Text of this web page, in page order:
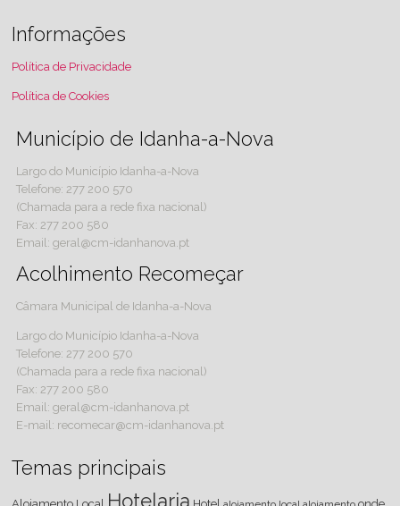
Informações
Política de Privacidade
Política de Cookies
Município de Idanha-a-Nova
Largo do Município Idanha-a-Nova
Telefone: 277 200 570
(Chamada para a rede fixa nacional)
Fax: 277 200 580
Email: geral@cm-idanhanova.pt
Acolhimento Recomeçar
Câmara Municipal de Idanha-a-Nova
Largo do Município Idanha-a-Nova
Telefone: 277 200 570
(Chamada para a rede fixa nacional)
Fax: 277 200 580
Email: geral@cm-idanhanova.pt
E-mail: recomecar@cm-idanhanova.pt
Temas principais
Hotelaria